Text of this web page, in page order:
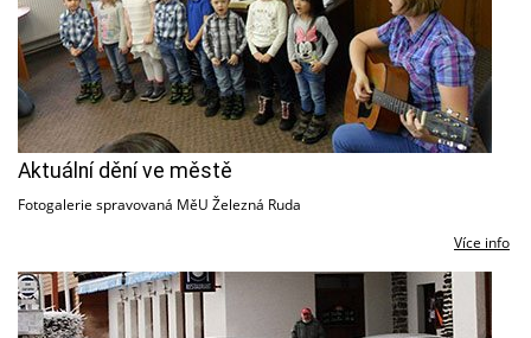
Aktuální dění ve městě
Fotogalerie spravovaná MěU Železná Ruda
Více info